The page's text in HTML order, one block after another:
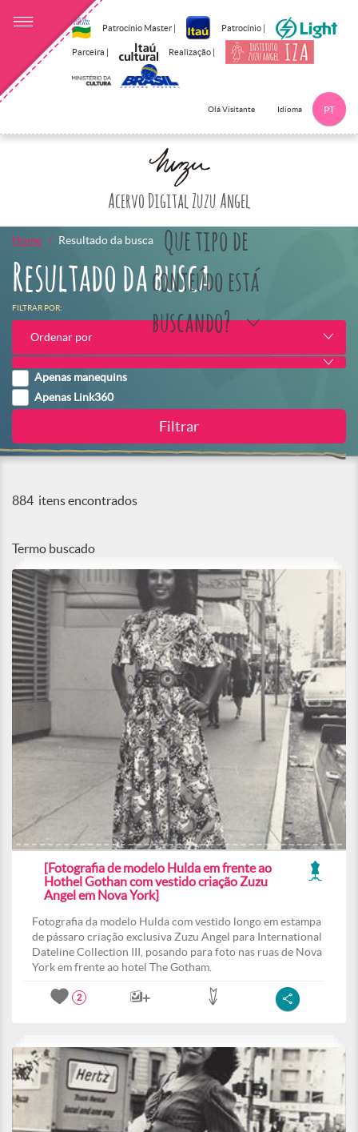
Patrocínio Master | Patrocínio |
Parceira | Realização |
Olá Visitante Idioma PT
Acervo Digital Zuzu Angel
Que tipo de
conteúdo está
buscando?
Home Resultado da busca
Resultado da busca
FILTRAR POR:
Ordenar por
Apenas manequins
Apenas Link360
884 itens encontrados
Termo buscado
[Fotografia de modelo Hulda em frente ao
Hothel Gothan com vestido criação Zuzu
Angel em Nova York]
Fotografia da modelo Hulda com vestido longo em estampa
de pássaro criação exclusiva Zuzu Angel para International
Dateline Collection III, posando para foto nas ruas de Nova
York em frente ao hotel The Gotham.
2